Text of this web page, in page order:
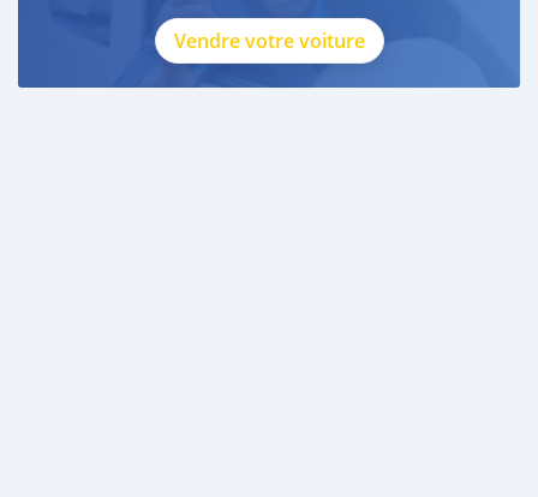
Vendre votre voiture